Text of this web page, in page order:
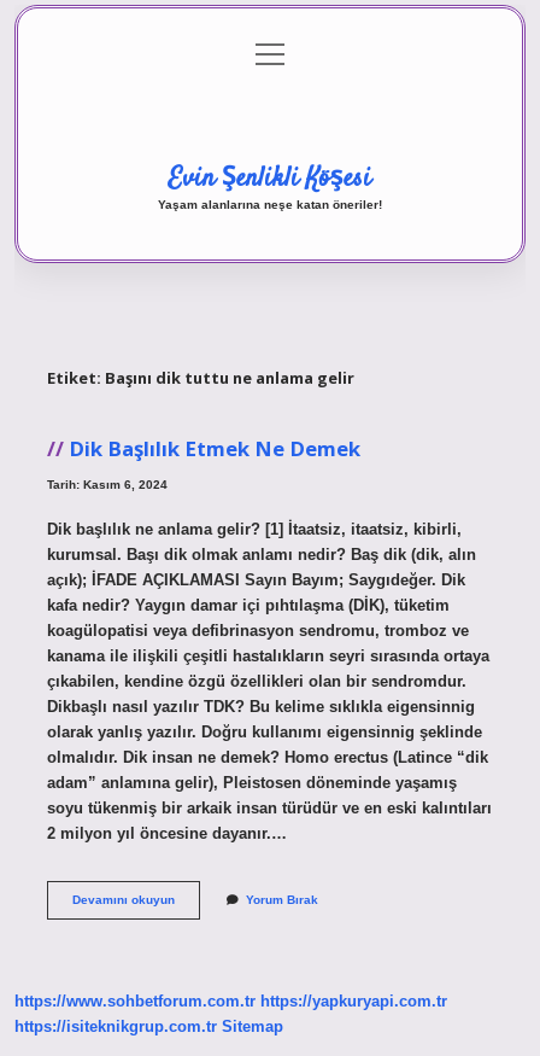
Gizlilik Politikası
menüyü
aç
Evin Şenlikli Köşesi
Yaşam alanlarına neşe katan öneriler!
Etiket: Başını dik tuttu ne anlama gelir
Dik Başlılık Etmek Ne Demek
Tarih: Kasım 6, 2024
Dik başlılık ne anlama gelir? [1] İtaatsiz, itaatsiz, kibirli,
kurumsal. Başı dik olmak anlamı nedir? Baş dik (dik, alın
açık); İFADE AÇIKLAMASI Sayın Bayım; Saygıdeğer. Dik
kafa nedir? Yaygın damar içi pıhtılaşma (DİK), tüketim
koagülopatisi veya defibrinasyon sendromu, tromboz ve
kanama ile ilişkili çeşitli hastalıkların seyri sırasında ortaya
çıkabilen, kendine özgü özellikleri olan bir sendromdur.
Dikbaşlı nasıl yazılır TDK? Bu kelime sıklıkla eigensinnig
olarak yanlış yazılır. Doğru kullanımı eigensinnig şeklinde
olmalıdır. Dik insan ne demek? Homo erectus (Latince “dik
adam” anlamına gelir), Pleistosen döneminde yaşamış
soyu tükenmiş bir arkaik insan türüdür ve en eski kalıntıları
2 milyon yıl öncesine dayanır.…
Devamını okuyunDik
Yorum Bırak
https://www.sohbetforum.com.tr https://yapkuryapi.com.tr
https://isiteknikgrup.com.tr Sitemap